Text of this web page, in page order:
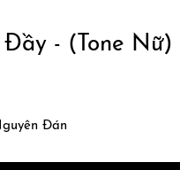
- (Tone
Đán